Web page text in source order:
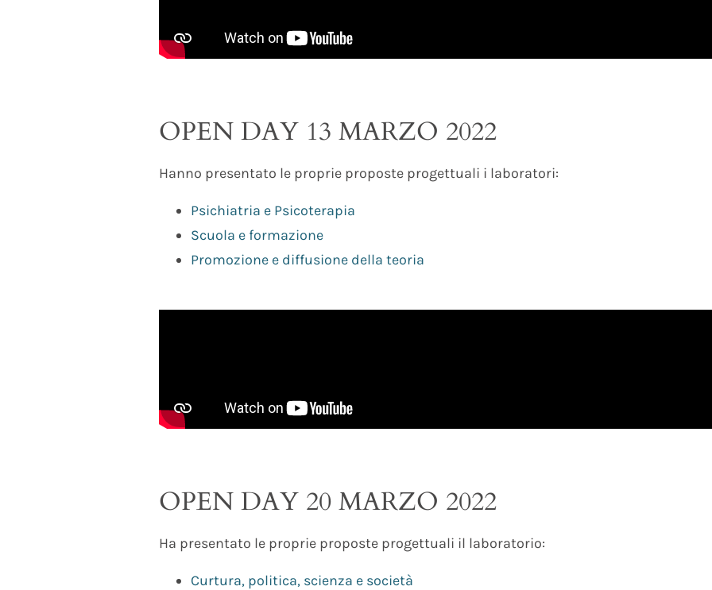
OPEN DAY 13 MARZO 2022
Hanno presentato le proprie proposte progettuali i laboratori:
Psichiatria e Psicoterapia
Scuola e formazione
Promozione e diffusione della teoria
OPEN DAY 20 MARZO 2022
Ha presentato le proprie proposte progettuali il laboratorio:
Curtura, politica, scienza e società